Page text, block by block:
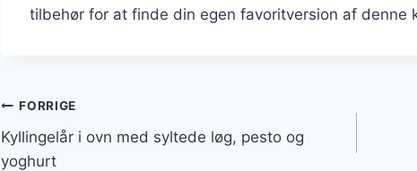
tilbehør for at finde din egen favoritversion af denne
Indlægsnavigation
FORRIGE
Kyllingelår i ovn med syltede løg, pesto og
yoghurt